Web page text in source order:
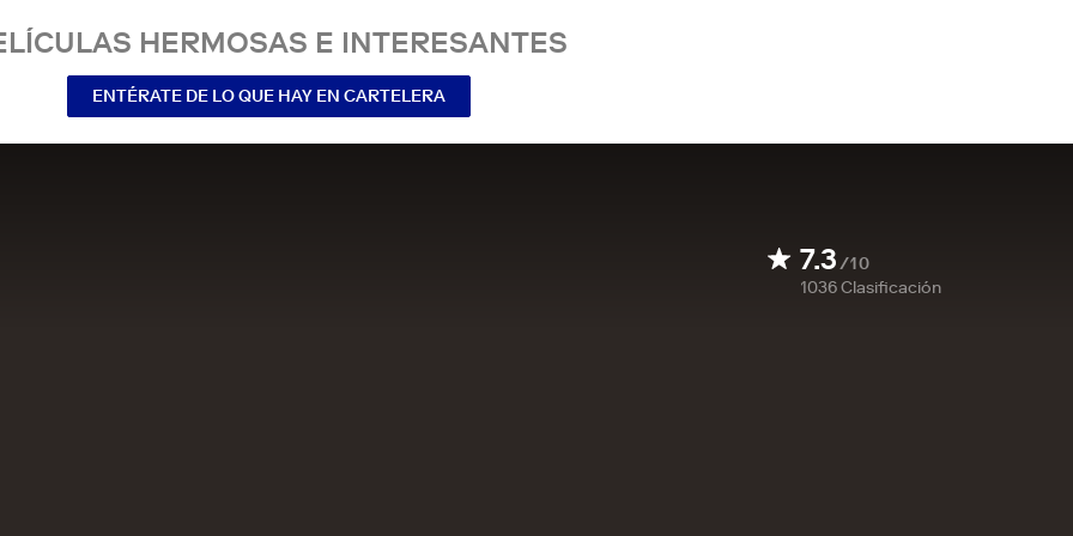
HERMOSAS E INTERESANTES
ENTÉRATE DE LO QUE HAY EN CARTELERA
7.3/10
1036Clasificación